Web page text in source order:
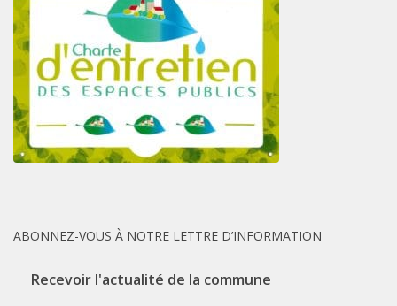
ABONNEZ-VOUS À NOTRE LETTRE D’INFORMATION
Recevoir l'actualité de la commune